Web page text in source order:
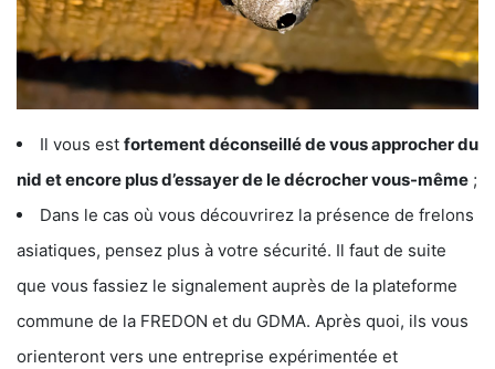
Il vous est fortement déconseillé de vous approcher du
nid et encore plus d’essayer de le décrocher vous-même ;
Dans le cas où vous découvrirez la présence de frelons
asiatiques, pensez plus à votre sécurité. Il faut de suite
que vous fassiez le signalement auprès de la plateforme
commune de la FREDON et du GDMA. Après quoi, ils vous
orienteront vers une entreprise expérimentée et